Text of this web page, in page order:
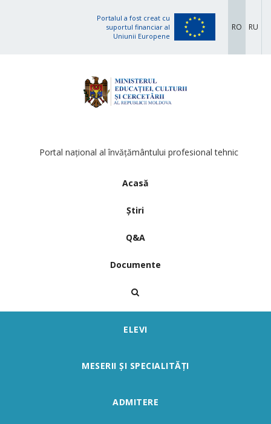
Portalul a fost creat cu
suportul financiar al
Uniunii Europene
RO RU
Portal național al învățământului profesional tehnic
Acasă
Știri
Q&A
Documente
ELEVI
MESERII ȘI SPECIALITĂȚI
ADMITERE